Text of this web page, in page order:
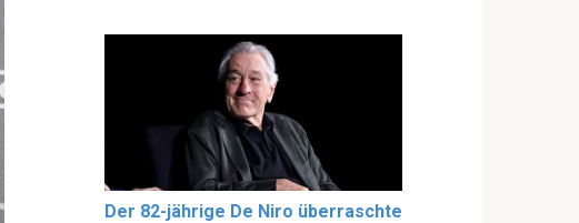
Der 82-jährige De Niro überraschte